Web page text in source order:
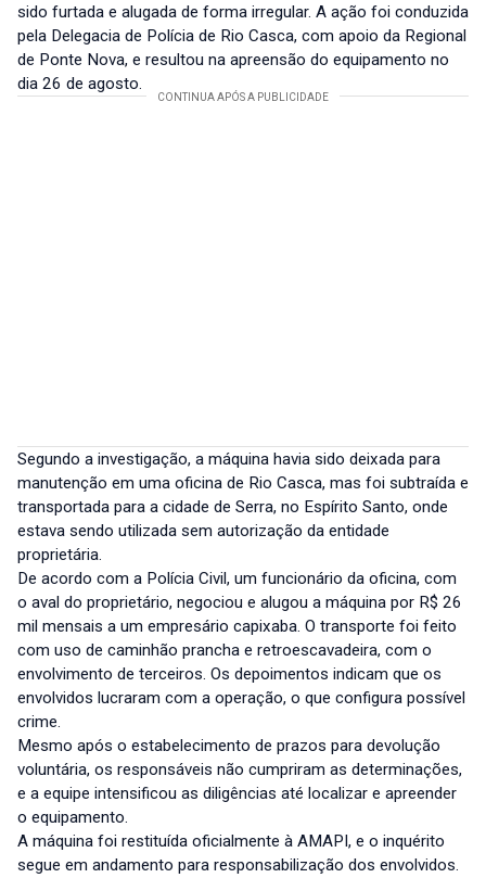
sido furtada e alugada de forma irregular. A ação foi conduzida
pela Delegacia de Polícia de Rio Casca, com apoio da Regional
de Ponte Nova, e resultou na apreensão do equipamento no
dia 26 de agosto.
Segundo a investigação, a máquina havia sido deixada para
manutenção em uma oficina de Rio Casca, mas foi subtraída e
transportada para a cidade de Serra, no Espírito Santo, onde
estava sendo utilizada sem autorização da entidade
proprietária.
De acordo com a Polícia Civil, um funcionário da oficina, com
o aval do proprietário, negociou e alugou a máquina por R$ 26
mil mensais a um empresário capixaba. O transporte foi feito
com uso de caminhão prancha e retroescavadeira, com o
envolvimento de terceiros. Os depoimentos indicam que os
envolvidos lucraram com a operação, o que configura possível
crime.
Mesmo após o estabelecimento de prazos para devolução
voluntária, os responsáveis não cumpriram as determinações,
e a equipe intensificou as diligências até localizar e apreender
o equipamento.
A máquina foi restituída oficialmente à AMAPI, e o inquérito
segue em andamento para responsabilização dos envolvidos.